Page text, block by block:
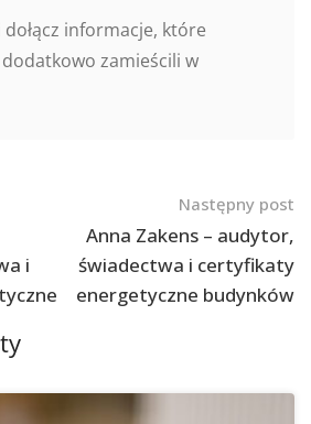
informacje, które
zamieścili w
i
Następny post
Anna Zakens – audytor,
świadectwa i certyfikaty
energetyczne budynków